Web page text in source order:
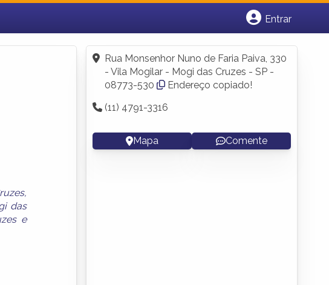
Entrar
Fazer login
Criar conta
,
das
e
Rua Monsenhor Nuno de Faria Paiva, 330
- Vila Mogilar - Mogi das Cruzes - SP -
08773-530
Endereço copiado!
(11) 4791-3316
Mapa Comente